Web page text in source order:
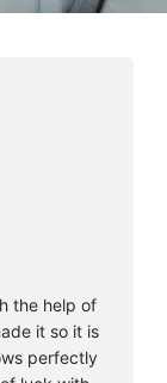
the help of
it so it is
perfectly